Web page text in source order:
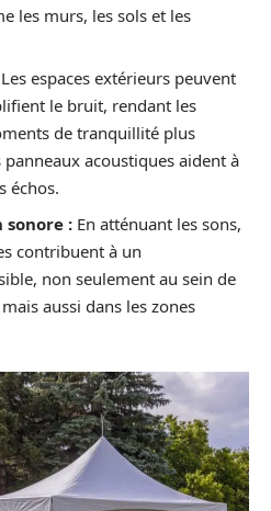
les murs, les sols et les
Les espaces extérieurs peuvent
le bruit, rendant les
de tranquillité plus
acoustiques aident à
échos.
: En atténuant les sons,
contribuent à un
non seulement au sein de
aussi dans les zones